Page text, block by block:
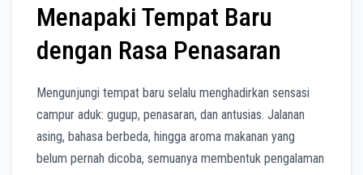
Menapaki Tempat Baru
dengan Rasa Penasaran
Mengunjungi tempat baru selalu menghadirkan sensasi
campur aduk: gugup, penasaran, dan antusias. Jalanan
asing, bahasa berbeda, hingga aroma makanan yang
belum pernah dicoba, semuanya membentuk pengalaman